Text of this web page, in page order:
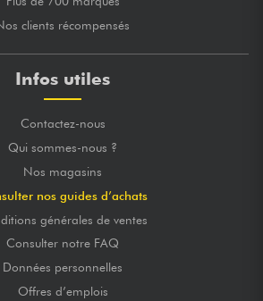
clients récompensés
Infos utiles
Contactez-nous
Qui sommes-nous ?
Nos magasins
nos guides d’achats
générales de ventes
Consulter notre FAQ
Données personnelles
Offres d’emplois